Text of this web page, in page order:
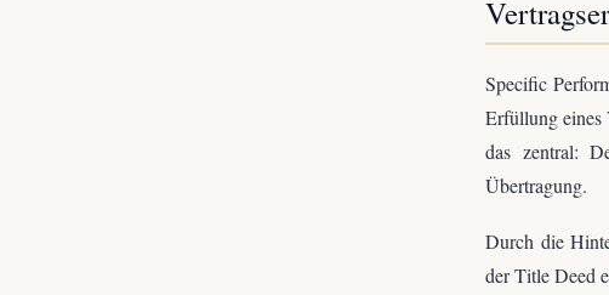
Specific
Erfüllung eines
das zentral:
Übertragung.
Durch die
der Title Deed